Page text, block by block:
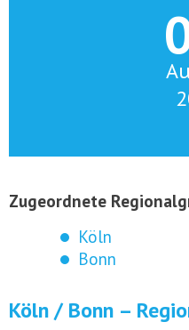
Zugeordnete
Köln
Bonn
Köln / Bonn –